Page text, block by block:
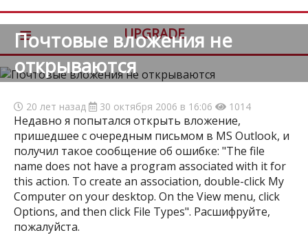
≡ UPGRADE
Почтовые вложения не
открываются
20 лет назад 30 октября 2006 в 16:06 1014
Недавно я попытался открыть вложение,
пришедшее с очередным письмом в MS Outlook, и
получил такое сообщение об ошибке: "The file
name does not have a program associated with it for
this action. To create an association, double-click My
Computer on your desktop. On the View menu, click
Options, and then click File Types". Расшифруйте,
пожалуйста.